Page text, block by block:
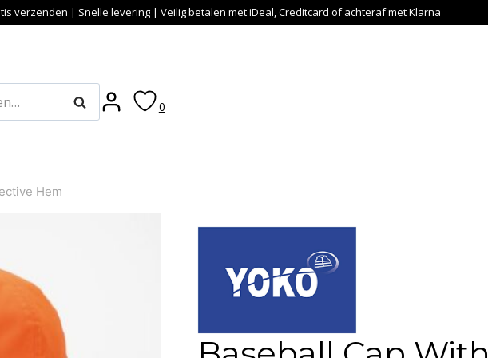
verzenden | Snelle levering | Veilig betalen met iDeal, Creditcard of achteraf met Klarna
Zoeken 0
Hem